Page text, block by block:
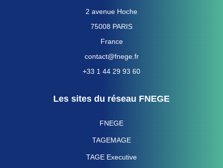
2 avenue Hoche
75008 PARIS
France
contact@fnege.fr
+33 1 44 29 93 60
Les sites du réseau FNEGE
FNEGE
TAGEMAGE
TAGE Executive